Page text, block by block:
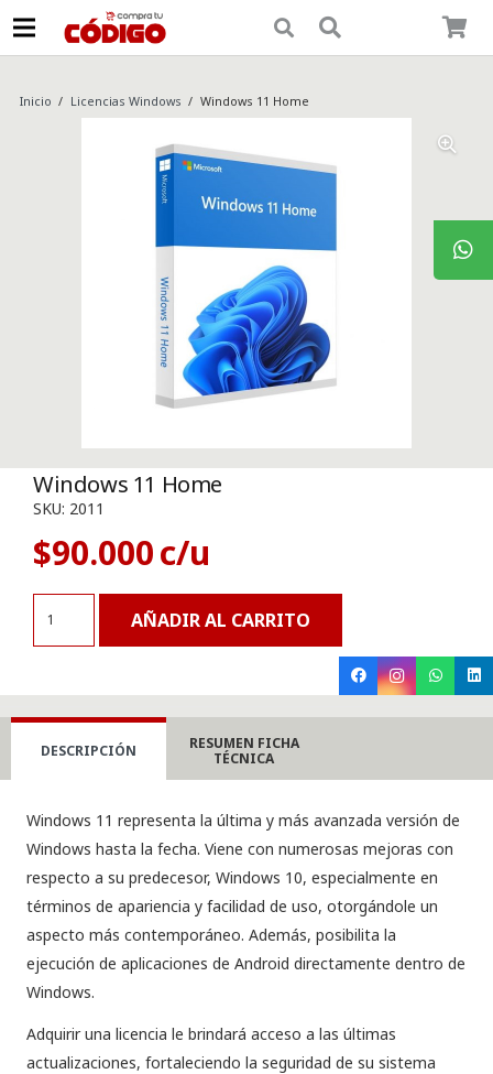
Inicio / Licencias Windows / Windows 11 Home
Windows 11 Home
SKU: 2011
$90.000
cantidad
AÑADIR AL CARRITO
DESCRIPCIÓN
RESUMEN FICHA
TÉCNICA
Windows 11 representa la última y más avanzada versión de
Windows hasta la fecha. Viene con numerosas mejoras con
respecto a su predecesor, Windows 10, especialmente en
términos de apariencia y facilidad de uso, otorgándole un
aspecto más contemporáneo. Además, posibilita la
ejecución de aplicaciones de Android directamente dentro de
Windows.
Adquirir una licencia le brindará acceso a las últimas
actualizaciones, fortaleciendo la seguridad de su sistema